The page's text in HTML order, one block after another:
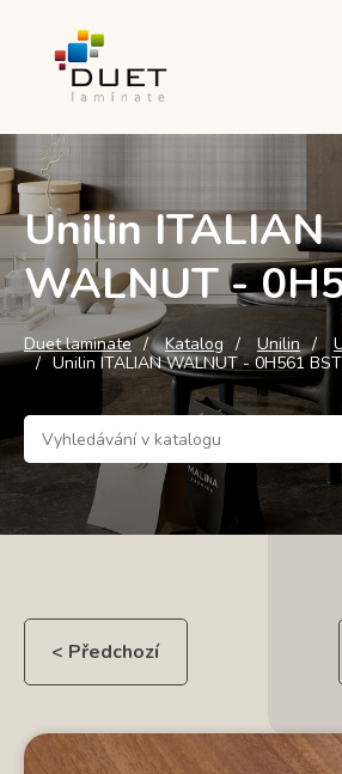
Unilin ITALIAN
WALNUT -
Duet laminate Katalog Unilin
Unilin ITALIAN WALNUT - 0H561 BST
< Předchozí